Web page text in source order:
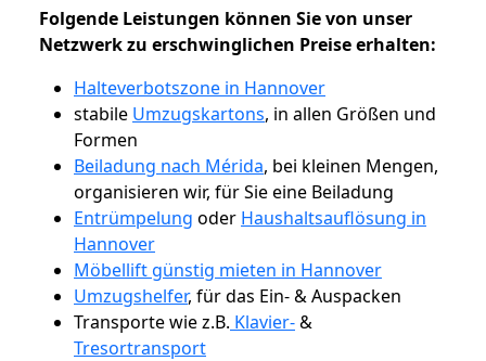
Folgende Leistungen können Sie von unser
Netzwerk zu erschwinglichen Preise erhalten:
Halteverbotszone in Hannover
stabile Umzugskartons, in allen Größen und
Formen
Beiladung nach Mérida, bei kleinen Mengen,
organisieren wir, für Sie eine Beiladung
Entrümpelung oder Haushaltsauflösung in
Hannover
Möbellift günstig mieten in Hannover
Umzugshelfer, für das Ein- & Auspacken
Transporte wie z.B. Klavier-&
Tresortransport